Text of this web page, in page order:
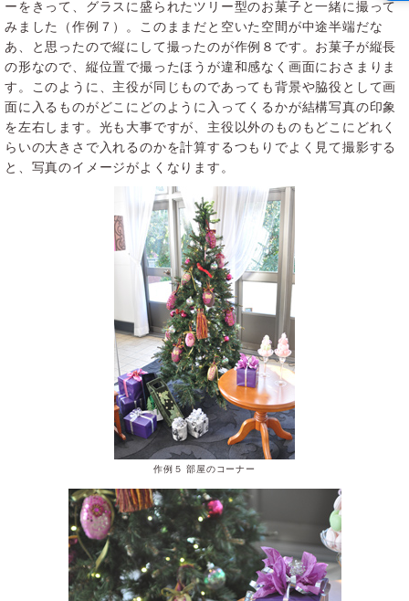
ーをきって、グラスに盛られたツリー型のお菓子と一緒に撮って
みました（作例７）。このままだと空いた空間が中途半端だな
あ、と思ったので縦にして撮ったのが作例８です。お菓子が縦長
の形なので、縦位置で撮ったほうが違和感なく画面におさまりま
す。このように、主役が同じものであっても背景や脇役として画
面に入るものがどこにどのように入ってくるかが結構写真の印象
を左右します。光も大事ですが、主役以外のものもどこにどれく
らいの大きさで入れるのかを計算するつもりでよく見て撮影する
と、写真のイメージがよくなります。
作例５ 部屋のコーナー